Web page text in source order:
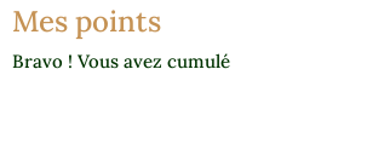
Mes points
Bravo ! Vous avez cumulé